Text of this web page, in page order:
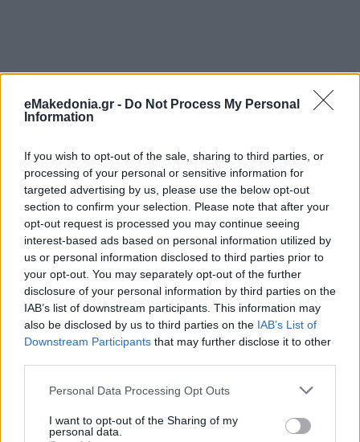
eMakedonia.gr - Do Not Process My Personal
Information
If you wish to opt-out of the sale, sharing to third parties, or
processing of your personal or sensitive information for
targeted advertising by us, please use the below opt-out
section to confirm your selection. Please note that after your
opt-out request is processed you may continue seeing
interest-based ads based on personal information utilized by
us or personal information disclosed to third parties prior to
your opt-out. You may separately opt-out of the further
disclosure of your personal information by third parties on the
IAB’s list of downstream participants. This information may
also be disclosed by us to third parties on the IAB’s List of
Downstream Participants that may further disclose it to other
Please note that this website/app uses one or more Google
not limited to your visit or usage behaviour. You may click to
grant or deny consent to Google and its third-party tags to
Personal Data Processing Opt Outs
I want to opt-out of the Sharing of my
personal data.
Διαβάστε περισσότερα
Μπάσκετ: Ο Γκρέι ήρθε